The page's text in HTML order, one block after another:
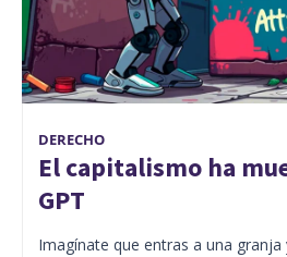
DERECHO
El capitalismo ha
GPT
Imagínate que entras a una granja